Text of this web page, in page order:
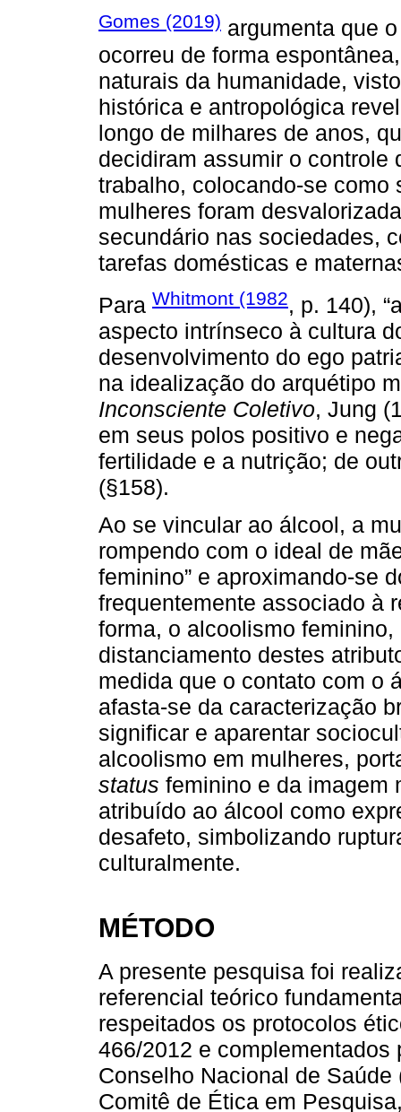
Gomes (2019) argumenta que
ocorreu de forma
naturais da humanidade,
histórica e antropológica
longo de milhares de anos,
decidiram assumir o controle
trabalho, colocando-se como
mulheres foram
secundário nas sociedades,
tarefas domésticas e
Para Whitmont (1982, p. 140),
aspecto intrínseco à cultura
desenvolvimento do ego
na idealização do arquétipo
Inconsciente Coletivo, Jung
em seus polos positivo e
fertilidade e a nutrição; de
(§158).
Ao se vincular ao álcool, a
rompendo com o ideal de
feminino” e aproximando-se
frequentemente associado à
forma, o alcoolismo
distanciamento destes
medida que o contato com o
afasta-se da caracterização
significar e aparentar
alcoolismo em mulheres,
status feminino e da imagem
atribuído ao álcool como
desafeto, simbolizando
culturalmente.
MÉTODO
A presente pesquisa foi
referencial teórico
respeitados os protocolos
466/2012 e complementados
Conselho Nacional de
Comitê de Ética em